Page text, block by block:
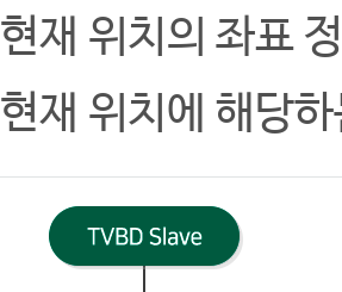
현재 위치의 좌표
현재 위치에 해당